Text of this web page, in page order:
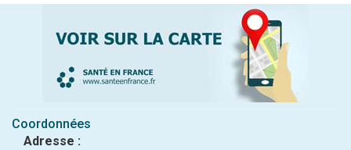
Coordonnées
Adresse :